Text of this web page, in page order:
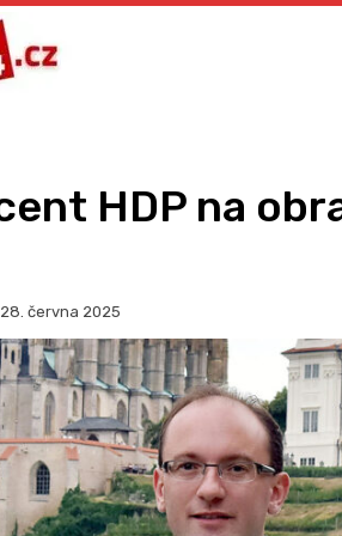
HDP na
28. června 2025